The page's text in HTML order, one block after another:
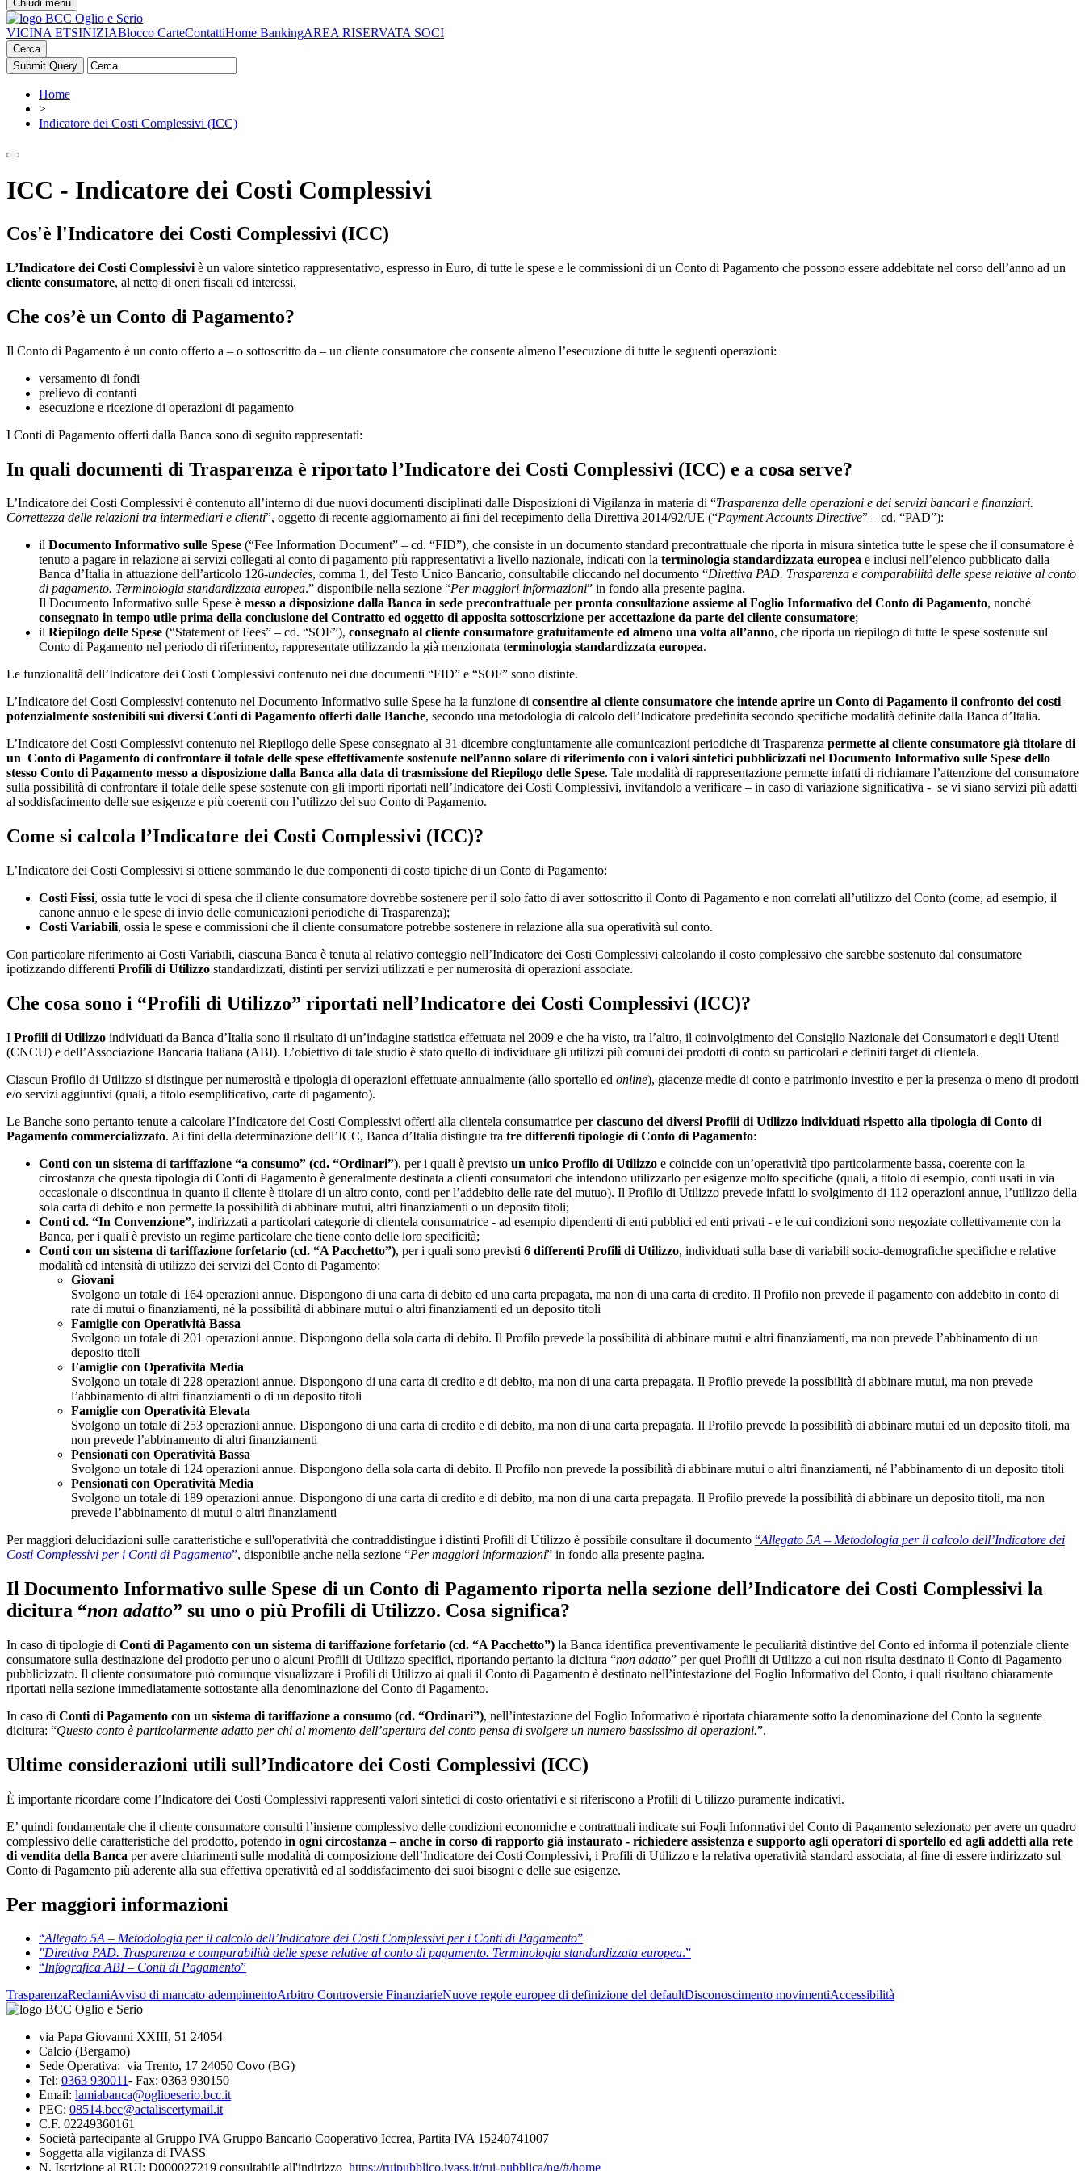
Chiudi menu
VICINA ETSINIZIABlocco CarteContattiHome BankingAREA RISERVATA SOCI
Cerca
Home
>
Indicatore dei Costi Complessivi (ICC)
ICC - Indicatore dei Costi Complessivi
Cos'è l'Indicatore dei Costi Complessivi (ICC)
L’Indicatore dei Costi Complessivi è un valore sintetico rappresentativo, espresso in Euro, di tutte le spese e le commissioni di un Conto di Pagamento che possono essere addebitate nel corso dell’anno ad un
cliente consumatore, al netto di oneri fiscali ed interessi.
Che cos’è un Conto di Pagamento?
Il Conto di Pagamento è un conto offerto a – o sottoscritto da – un cliente consumatore che consente almeno l’esecuzione di tutte le seguenti operazioni:
versamento di fondi
prelievo di contanti
esecuzione e ricezione di operazioni di pagamento
I Conti di Pagamento offerti dalla Banca sono di seguito rappresentati:
In quali documenti di Trasparenza è riportato l’Indicatore dei Costi Complessivi (ICC) e a cosa serve?
L’Indicatore dei Costi Complessivi è contenuto all’interno di due nuovi documenti disciplinati dalle Disposizioni di Vigilanza in materia di “Trasparenza delle operazioni e dei servizi bancari e finanziari.
Correttezza delle relazioni tra intermediari e clienti”, oggetto di recente aggiornamento ai fini del recepimento della Direttiva 2014/92/UE (“Payment Accounts Directive” – cd. “PAD”):
il Documento Informativo sulle Spese (“Fee Information Document” – cd. “FID”), che consiste in un documento standard precontrattuale che riporta in misura sintetica tutte le spese che il consumatore è
tenuto a pagare in relazione ai servizi collegati al conto di pagamento più rappresentativi a livello nazionale, indicati con la terminologia standardizzata europea e inclusi nell’elenco pubblicato dalla
Banca d’Italia in attuazione dell’articolo 126-undecies, comma 1, del Testo Unico Bancario, consultabile cliccando nel documento “Direttiva PAD. Trasparenza e comparabilità delle spese relative al conto
di pagamento. Terminologia standardizzata europea.” disponibile nella sezione “Per maggiori informazioni” in fondo alla presente pagina.
Il Documento Informativo sulle Spese è messo a disposizione dalla Banca in sede precontrattuale per pronta consultazione assieme al Foglio Informativo del Conto di Pagamento, nonché
consegnato in tempo utile prima della conclusione del Contratto ed oggetto di apposita sottoscrizione per accettazione da parte del cliente consumatore;
il Riepilogo delle Spese (“Statement of Fees” – cd. “SOF”), consegnato al cliente consumatore gratuitamente ed almeno una volta all’anno, che riporta un riepilogo di tutte le spese sostenute sul
Conto di Pagamento nel periodo di riferimento, rappresentate utilizzando la già menzionata terminologia standardizzata europea.
Le funzionalità dell’Indicatore dei Costi Complessivi contenuto nei due documenti “FID” e “SOF” sono distinte.
L’Indicatore dei Costi Complessivi contenuto nel Documento Informativo sulle Spese ha la funzione di consentire al cliente consumatore che intende aprire un Conto di Pagamento il confronto dei costi
potenzialmente sostenibili sui diversi Conti di Pagamento offerti dalle Banche, secondo una metodologia di calcolo dell’Indicatore predefinita secondo specifiche modalità definite dalla Banca d’Italia.
L’Indicatore dei Costi Complessivi contenuto nel Riepilogo delle Spese consegnato al 31 dicembre congiuntamente alle comunicazioni periodiche di Trasparenza permette al cliente consumatore già titolare di
un Conto di Pagamento di confrontare il totale delle spese effettivamente sostenute nell’anno solare di riferimento con i valori sintetici pubblicizzati nel Documento Informativo sulle Spese dello
stesso Conto di Pagamento messo a disposizione dalla Banca alla data di trasmissione del Riepilogo delle Spese. Tale modalità di rappresentazione permette infatti di richiamare l’attenzione del consumatore
sulla possibilità di confrontare il totale delle spese sostenute con gli importi riportati nell’Indicatore dei Costi Complessivi, invitandolo a verificare – in caso di variazione significativa - se vi siano servizi più adatti
al soddisfacimento delle sue esigenze e più coerenti con l’utilizzo del suo Conto di Pagamento.
Come si calcola l’Indicatore dei Costi Complessivi (ICC)?
L’Indicatore dei Costi Complessivi si ottiene sommando le due componenti di costo tipiche di un Conto di Pagamento:
Costi Fissi, ossia tutte le voci di spesa che il cliente consumatore dovrebbe sostenere per il solo fatto di aver sottoscritto il Conto di Pagamento e non correlati all’utilizzo del Conto (come, ad esempio, il
canone annuo e le spese di invio delle comunicazioni periodiche di Trasparenza);
Costi Variabili, ossia le spese e commissioni che il cliente consumatore potrebbe sostenere in relazione alla sua operatività sul conto.
Con particolare riferimento ai Costi Variabili, ciascuna Banca è tenuta al relativo conteggio nell’Indicatore dei Costi Complessivi calcolando il costo complessivo che sarebbe sostenuto dal consumatore
ipotizzando differenti Profili di Utilizzo standardizzati, distinti per servizi utilizzati e per numerosità di operazioni associate.
Che cosa sono i “Profili di Utilizzo” riportati nell’Indicatore dei Costi Complessivi (ICC)?
I Profili di Utilizzo individuati da Banca d’Italia sono il risultato di un’indagine statistica effettuata nel 2009 e che ha visto, tra l’altro, il coinvolgimento del Consiglio Nazionale dei Consumatori e degli Utenti
(CNCU) e dell’Associazione Bancaria Italiana (ABI). L’obiettivo di tale studio è stato quello di individuare gli utilizzi più comuni dei prodotti di conto su particolari e definiti target di clientela.
Ciascun Profilo di Utilizzo si distingue per numerosità e tipologia di operazioni effettuate annualmente (allo sportello ed online), giacenze medie di conto e patrimonio investito e per la presenza o meno di prodotti
e/o servizi aggiuntivi (quali, a titolo esemplificativo, carte di pagamento).
Le Banche sono pertanto tenute a calcolare l’Indicatore dei Costi Complessivi offerti alla clientela consumatrice per ciascuno dei diversi Profili di Utilizzo individuati rispetto alla tipologia di Conto di
Pagamento commercializzato. Ai fini della determinazione dell’ICC, Banca d’Italia distingue tra tre differenti tipologie di Conto di Pagamento:
Conti con un sistema di tariffazione “a consumo” (cd. “Ordinari”), per i quali è previsto un unico Profilo di Utilizzo e coincide con un’operatività tipo particolarmente bassa, coerente con la
circostanza che questa tipologia di Conti di Pagamento è generalmente destinata a clienti consumatori che intendono utilizzarlo per esigenze molto specifiche (quali, a titolo di esempio, conti usati in via
occasionale o discontinua in quanto il cliente è titolare di un altro conto, conti per l’addebito delle rate del mutuo). Il Profilo di Utilizzo prevede infatti lo svolgimento di 112 operazioni annue, l’utilizzo della
sola carta di debito e non permette la possibilità di abbinare mutui, altri finanziamenti o un deposito titoli;
Conti cd. “In Convenzione”, indirizzati a particolari categorie di clientela consumatrice - ad esempio dipendenti di enti pubblici ed enti privati - e le cui condizioni sono negoziate collettivamente con la
Banca, per i quali è previsto un regime particolare che tiene conto delle loro specificità;
Conti con un sistema di tariffazione forfetario (cd. “A Pacchetto”), per i quali sono previsti 6 differenti Profili di Utilizzo, individuati sulla base di variabili socio-demografiche specifiche e relative
modalità ed intensità di utilizzo dei servizi del Conto di Pagamento:
Giovani
Svolgono un totale di 164 operazioni annue. Dispongono di una carta di debito ed una carta prepagata, ma non di una carta di credito. Il Profilo non prevede il pagamento con addebito in conto di
rate di mutui o finanziamenti, né la possibilità di abbinare mutui o altri finanziamenti ed un deposito titoli
Famiglie con Operatività Bassa
Svolgono un totale di 201 operazioni annue. Dispongono della sola carta di debito. Il Profilo prevede la possibilità di abbinare mutui e altri finanziamenti, ma non prevede l’abbinamento di un
deposito titoli
Famiglie con Operatività Media
Svolgono un totale di 228 operazioni annue. Dispongono di una carta di credito e di debito, ma non di una carta prepagata. Il Profilo prevede la possibilità di abbinare mutui, ma non prevede
l’abbinamento di altri finanziamenti o di un deposito titoli
Famiglie con Operatività Elevata
Svolgono un totale di 253 operazioni annue. Dispongono di una carta di credito e di debito, ma non di una carta prepagata. Il Profilo prevede la possibilità di abbinare mutui ed un deposito titoli, ma
non prevede l’abbinamento di altri finanziamenti
Pensionati con Operatività Bassa
Svolgono un totale di 124 operazioni annue. Dispongono della sola carta di debito. Il Profilo non prevede la possibilità di abbinare mutui o altri finanziamenti, né l’abbinamento di un deposito titoli
Pensionati con Operatività Media
Svolgono un totale di 189 operazioni annue. Dispongono di una carta di credito e di debito, ma non di una carta prepagata. Il Profilo prevede la possibilità di abbinare un deposito titoli, ma non
prevede l’abbinamento di mutui o altri finanziamenti
Per maggiori delucidazioni sulle caratteristiche e sull'operatività che contraddistingue i distinti Profili di Utilizzo è possibile consultare il documento “Allegato 5A – Metodologia per il calcolo dell’Indicatore dei
Costi Complessivi per i Conti di Pagamento”, disponibile anche nella sezione “Per maggiori informazioni” in fondo alla presente pagina.
Il Documento Informativo sulle Spese di un Conto di Pagamento riporta nella sezione dell’Indicatore dei Costi Complessivi la
dicitura “non adatto” su uno o più Profili di Utilizzo. Cosa significa?
In caso di tipologie di Conti di Pagamento con un sistema di tariffazione forfetario (cd. “A Pacchetto”) la Banca identifica preventivamente le peculiarità distintive del Conto ed informa il potenziale cliente
consumatore sulla destinazione del prodotto per uno o alcuni Profili di Utilizzo specifici, riportando pertanto la dicitura “non adatto” per quei Profili di Utilizzo a cui non risulta destinato il Conto di Pagamento
pubblicizzato. Il cliente consumatore può comunque visualizzare i Profili di Utilizzo ai quali il Conto di Pagamento è destinato nell’intestazione del Foglio Informativo del Conto, i quali risultano chiaramente
riportati nella sezione immediatamente sottostante alla denominazione del Conto di Pagamento.
In caso di Conti di Pagamento con un sistema di tariffazione a consumo (cd. “Ordinari”), nell’intestazione del Foglio Informativo è riportata chiaramente sotto la denominazione del Conto la seguente
dicitura: “Questo conto è particolarmente adatto per chi al momento dell’apertura del conto pensa di svolgere un numero bassissimo di operazioni.”.
Ultime considerazioni utili sull’Indicatore dei Costi Complessivi (ICC)
È importante ricordare come l’Indicatore dei Costi Complessivi rappresenti valori sintetici di costo orientativi e si riferiscono a Profili di Utilizzo puramente indicativi.
E’ quindi fondamentale che il cliente consumatore consulti l’insieme complessivo delle condizioni economiche e contrattuali indicate sui Fogli Informativi del Conto di Pagamento selezionato per avere un quadro
complessivo delle caratteristiche del prodotto, potendo in ogni circostanza – anche in corso di rapporto già instaurato - richiedere assistenza e supporto agli operatori di sportello ed agli addetti alla rete
di vendita della Banca per avere chiarimenti sulle modalità di composizione dell’Indicatore dei Costi Complessivi, i Profili di Utilizzo e la relativa operatività standard associata, al fine di essere indirizzato sul
Conto di Pagamento più aderente alla sua effettiva operatività ed al soddisfacimento dei suoi bisogni e delle sue esigenze.
Per maggiori informazioni
“Allegato 5A – Metodologia per il calcolo dell’Indicatore dei Costi Complessivi per i Conti di Pagamento”
"Direttiva PAD. Trasparenza e comparabilità delle spese relative al conto di pagamento. Terminologia standardizzata europea.”
“Infografica ABI – Conti di Pagamento”
TrasparenzaReclamiAvviso di mancato adempimentoArbitro Controversie FinanziarieNuove regole europee di definizione del defaultDisconoscimento movimentiAccessibilità
via Papa Giovanni XXIII, 51 24054
Calcio (Bergamo)
Sede Operativa: via Trento, 17 24050 Covo (BG)
Tel: 0363 930011- Fax: 0363 930150
Email: lamiabanca@oglioeserio.bcc.it
PEC: 08514.bcc@actaliscertymail.it
C.F. 02249360161
Società partecipante al Gruppo IVA Gruppo Bancario Cooperativo Iccrea, Partita IVA 15240741007
Soggetta alla vigilanza di IVASS
N. Iscrizione al RUI: D000027219 consultabile all'indirizzo https://ruipubblico.ivass.it/rui-pubblica/ng/#/home